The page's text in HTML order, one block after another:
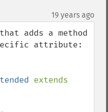
19 years ago
adds a method
attribute: